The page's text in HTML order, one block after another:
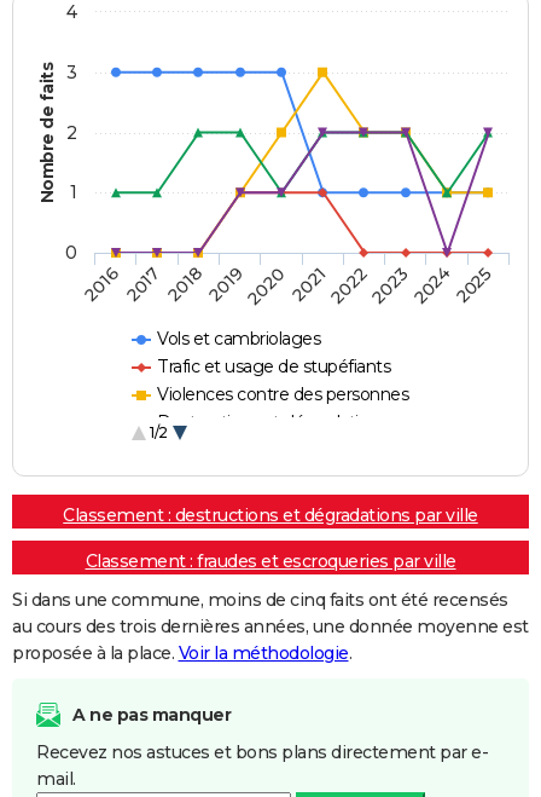
Nombre de faits
Vols et cambriolages
Trafic et usage de stupéfiants
Violences contre des personnes
Destructions et dégradations
1/2
20162017 20182019202020212022202320242025
0
1
2
3
4
Classement : destructions et dégradations par ville
Classement : fraudes et escroqueries par ville
Si dans une commune, moins de cinq faits ont été recensés
au cours des trois dernières années, une donnée moyenne est
proposée à la place. Voir la méthodologie.
A ne pas manquer
Recevez nos astuces et bons plans directement par e-
mail.